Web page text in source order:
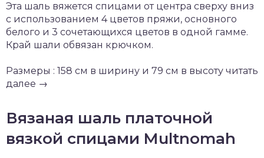
Эта шаль вяжется спицами от центра сверху вниз
с использованием 4 цветов пряжи, основного
белого и 3 сочетающихся цветов в одной гамме.
Край шали обвязан крючком.
Размеры : 158 см в ширину и 79 см в высоту читать
далее →
Вязаная шаль платочной
вязкой спицами Multnomah